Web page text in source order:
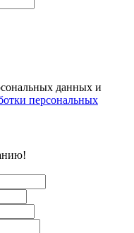
данных и
персональных